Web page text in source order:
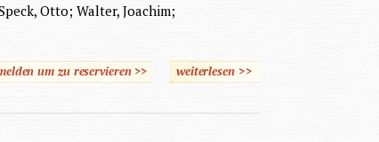
Otto; Walter, Joachim;
um zu reservieren >> weiterlesen über Der Erwachsene mit
>>